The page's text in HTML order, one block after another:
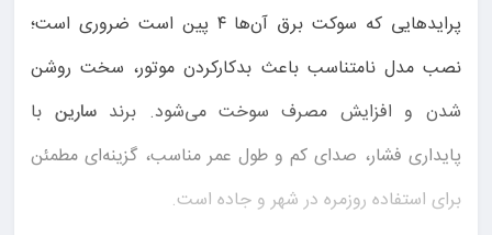
پرایدهایی که سوکت برق آن‌ها ۴ پین است ضروری است؛
نصب مدل نامتناسب باعث بدکارکردن موتور، سخت روشن
شدن و افزایش مصرف سوخت می‌شود. برندسارین با
پایداری فشار، صدای کم و طول عمر مناسب، گزینه‌ای مطمئن
برای استفاده روزمره در شهر و جاده است.